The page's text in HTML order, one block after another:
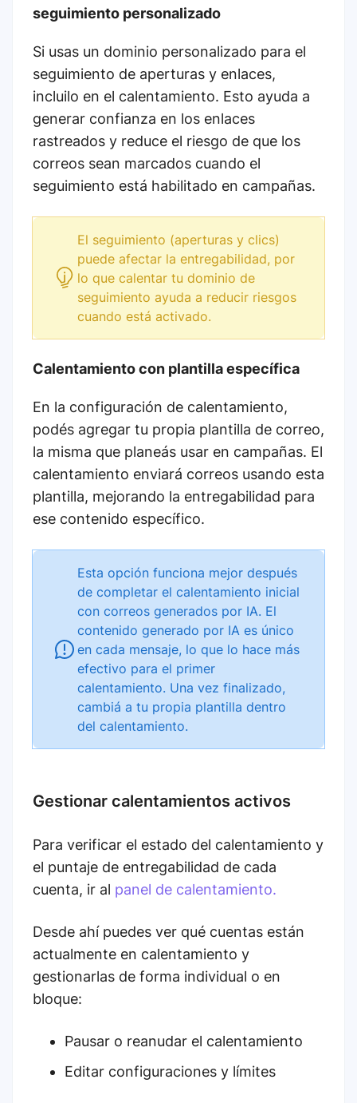
seguimiento personalizado
Si usas un dominio personalizado para el
seguimiento de aperturas y enlaces,
incluilo en el calentamiento. Esto ayuda a
generar confianza en los enlaces
rastreados y reduce el riesgo de que los
correos sean marcados cuando el
seguimiento está habilitado en campañas.
El seguimiento (aperturas y clics)
puede afectar la entregabilidad, por
lo que calentar tu dominio de
seguimiento ayuda a reducir riesgos
cuando está activado.
Calentamiento con plantilla específica
En la configuración de calentamiento,
podés agregar tu propia plantilla de correo,
la misma que planeás usar en campañas. El
calentamiento enviará correos usando esta
plantilla, mejorando la entregabilidad para
ese contenido específico.
Esta opción funciona mejor después
de completar el calentamiento inicial
con correos generados por IA. El
contenido generado por IA es único
en cada mensaje, lo que lo hace más
efectivo para el primer
calentamiento. Una vez finalizado,
cambiá a tu propia plantilla dentro
del calentamiento.
Gestionar calentamientos activos
Para verificar el estado del calentamiento y
el puntaje de entregabilidad de cada
cuenta, ir al panel de calentamiento.
Desde ahí puedes ver qué cuentas están
actualmente en calentamiento y
gestionarlas de forma individual o en
bloque:
Pausar o reanudar el calentamiento
Editar configuraciones y límites